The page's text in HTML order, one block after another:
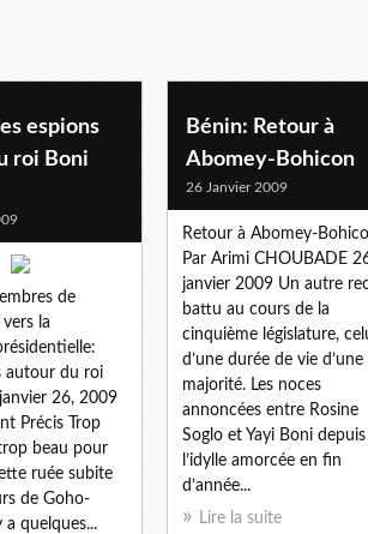
espions
roi Boni
de
vers la
autour du roi
26, 2009
Précis Trop
beau pour
ruée subite
de Goho-
a quelques...
Bénin: Retour à
Abomey-Bohicon
26 Janvier 2009
Retour à Abomey-
Par Arimi CHOUBADE
janvier 2009 Un autre
battu au cours de la
cinquième législature,
d’une durée de vie d’une
majorité. Les noces
annoncées entre Rosine
Soglo et Yayi Boni depuis
l’idylle amorcée en fin
d’année...
Lire la suite